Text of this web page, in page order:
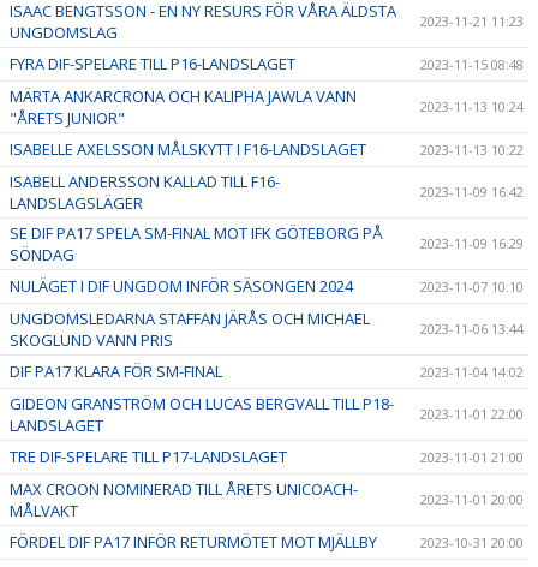
ISAAC BENGTSSON - EN NY RESURS FÖR VÅRA ÄLDSTA
UNGDOMSLAG
2023-11-21 11:23
FYRA DIF-SPELARE TILL P16-LANDSLAGET 2023-11-15 08:48
MÄRTA ANKARCRONA OCH KALIPHA JAWLA VANN
"ÅRETS JUNIOR"
2023-11-13 10:24
ISABELLE AXELSSON MÅLSKYTT I F16-LANDSLAGET 2023-11-13 10:22
ISABELL ANDERSSON KALLAD TILL F16-
LANDSLAGSLÄGER
2023-11-09 16:42
SE DIF PA17 SPELA SM-FINAL MOT IFK GÖTEBORG PÅ
SÖNDAG
2023-11-09 16:29
NULÄGET I DIF UNGDOM INFÖR SÄSONGEN 2024 2023-11-07 10:10
UNGDOMSLEDARNA STAFFAN JÄRÅS OCH MICHAEL
SKOGLUND VANN PRIS
2023-11-06 13:44
DIF PA17 KLARA FÖR SM-FINAL 2023-11-04 14:02
GIDEON GRANSTRÖM OCH LUCAS BERGVALL TILL P18-
LANDSLAGET
2023-11-01 22:00
TRE DIF-SPELARE TILL P17-LANDSLAGET 2023-11-01 21:00
MAX CROON NOMINERAD TILL ÅRETS UNICOACH-
MÅLVAKT
2023-11-01 20:00
FÖRDEL DIF PA17 INFÖR RETURMÖTET MOT MJÄLLBY 2023-10-31 20:00